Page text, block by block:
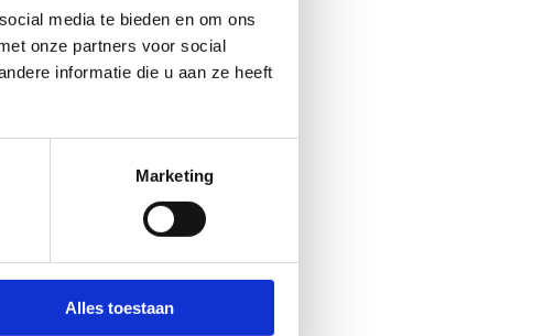
media te bieden en om ons
onze partners voor social
informatie die u aan ze heeft
Marketing
Alles toestaan